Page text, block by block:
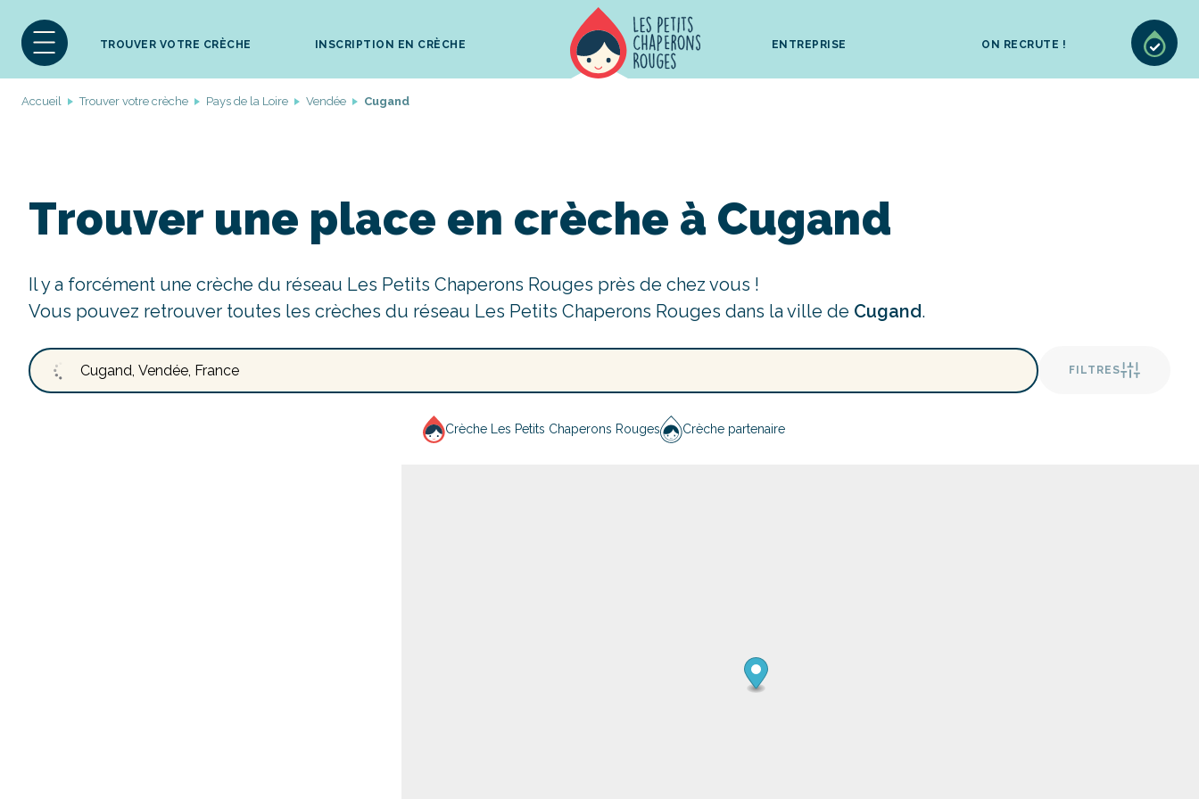
TROUVER VOTRE CRÈCHE INSCRIPTION EN CRÈCHE ENTREPRISE ON RECRUTE !
Accueil Trouver votre crèche Pays de la Loire Vendée Cugand
Trouver une place en crèche à Cugand
Il y a forcément une crèche du réseau Les Petits Chaperons Rouges près de chez vous !
Vous pouvez retrouver toutes les crèches du réseau Les Petits Chaperons Rouges dans la ville de Cugand.
FILTRES
Crèche Les Petits Chaperons Rouges Crèche partenaire